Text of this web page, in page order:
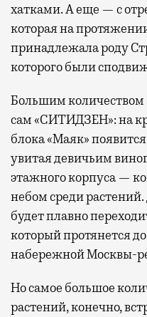
хатками. А еще — с
которая на
принадлежала роду
которого были
Большим количеством
сам «СИТИДЗЕН»: на
блока «Маяк»
увитая девичьим
этажного корпуса —
небом среди
будет плавно
который протянется
набережной Москвы-
Но самое большое
растений, конечно,